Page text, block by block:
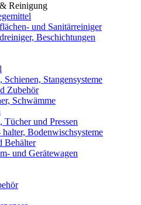
Reinigung
und Sanitärreiniger
Beschichtungen
Schienen, Stangensysteme
Zubehör
Schwämme
und Pressen
Bodenwischsysteme
Behälter
und Gerätewagen